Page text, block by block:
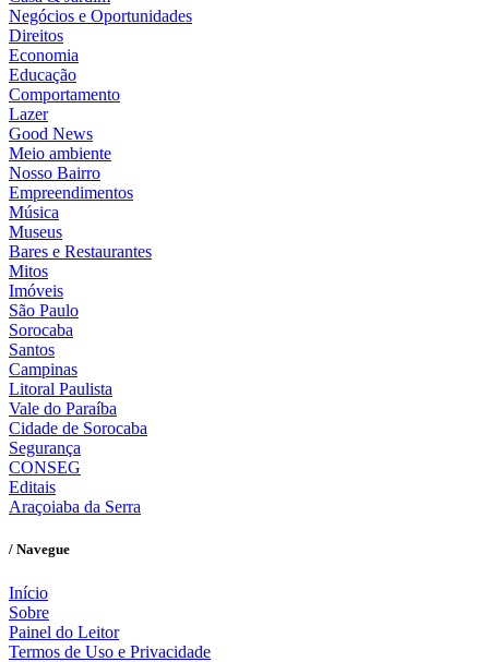
Negócios e Oportunidades
Direitos
Economia
Educação
Comportamento
Lazer
Good News
Meio ambiente
Nosso Bairro
Empreendimentos
Música
Museus
Bares e Restaurantes
Mitos
Imóveis
São Paulo
Sorocaba
Santos
Campinas
Litoral Paulista
Vale do Paraíba
Cidade de Sorocaba
Segurança
CONSEG
Editais
Araçoiaba da Serra
/ Navegue
Início
Sobre
Painel do Leitor
Termos de Uso e Privacidade